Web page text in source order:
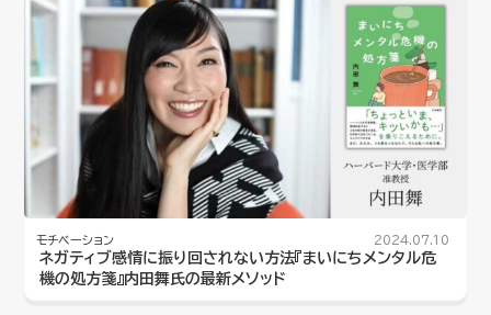
モチベーション 2024.07.10
ネガティブ感情に振り回されない方法『まいにちメンタル危
機の処方箋』内田舞氏の最新メソッド